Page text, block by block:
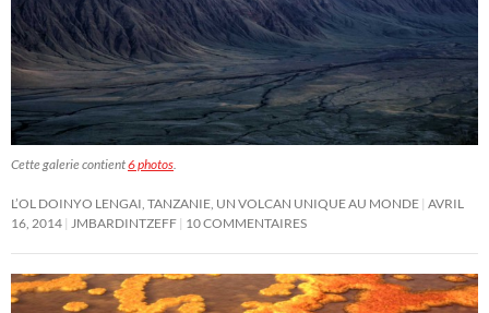
Cette galerie contient6 photos.
L’OL DOINYO LENGAI, TANZANIE, UN VOLCAN UNIQUE AU MONDE AVRIL
16, 2014 JMBARDINTZEFF 10 COMMENTAIRES